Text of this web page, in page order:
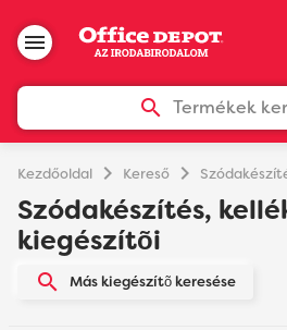
Termékek
Kezdőoldal chevron_right Kereső chevron_right
Szódakészítés,
kiegészítõi
Más kiegészítõ keresése